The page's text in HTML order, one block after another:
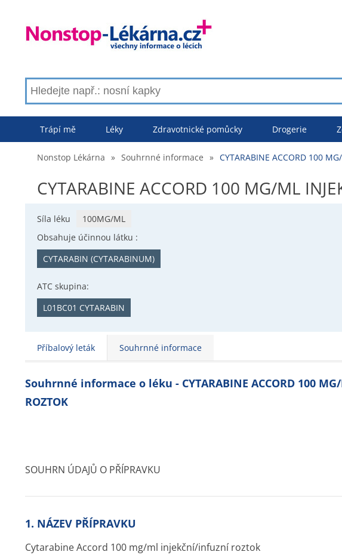
Trápí mě Léky Zdravotnické pomůcky Drogerie
Nonstop Lékárna » Souhrnné informace » CYTARABINE ACCORD 100
CYTARABINE ACCORD 100 MG/ML
Síla léku
100MG/ML
Obsahuje účinnou látku :
CYTARABIN (CYTARABINUM)
ATC skupina:
L01BC01 CYTARABIN
Příbalový leták Souhrnné informace
Souhrnné informace o léku - CYTARABINE ACCORD 100
ROZTOK
SOUHRN ÚDAJŮ O PŘÍPRAVKU
1. NÁZEV PŘÍPRAVKU
Cytarabine Accord 100 mg/ml injekční/infuzní roztok